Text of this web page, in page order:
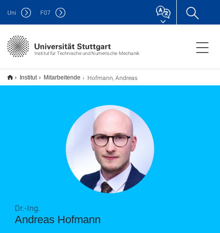
Institut für Technische und Numerische Mechanik
Uni F07
Institut Mitarbeitende Hofmann, Andreas
Andreas Hofmann
Dr.-Ing.